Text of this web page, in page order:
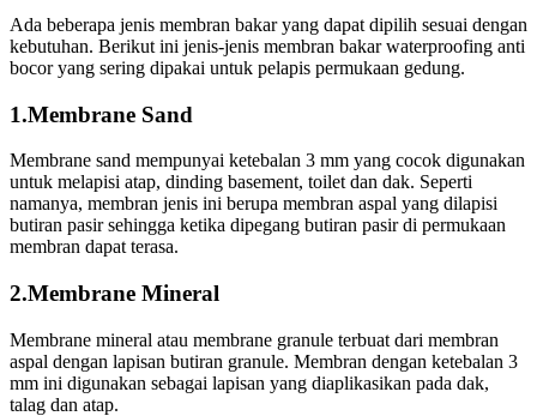
Ada beberapa jenis membran bakar yang dapat dipilih sesuai dengan
kebutuhan. Berikut ini jenis-jenis membran bakar waterproofing anti
bocor yang sering dipakai untuk pelapis permukaan gedung.
1.Membrane Sand
Membrane sand mempunyai ketebalan 3 mm yang cocok digunakan
untuk melapisi atap, dinding basement, toilet dan dak. Seperti
namanya, membran jenis ini berupa membran aspal yang dilapisi
butiran pasir sehingga ketika dipegang butiran pasir di permukaan
membran dapat terasa.
2.Membrane Mineral
Membrane mineral atau membrane granule terbuat dari membran
aspal dengan lapisan butiran granule. Membran dengan ketebalan 3
mm ini digunakan sebagai lapisan yang diaplikasikan pada dak,
talag dan atap.